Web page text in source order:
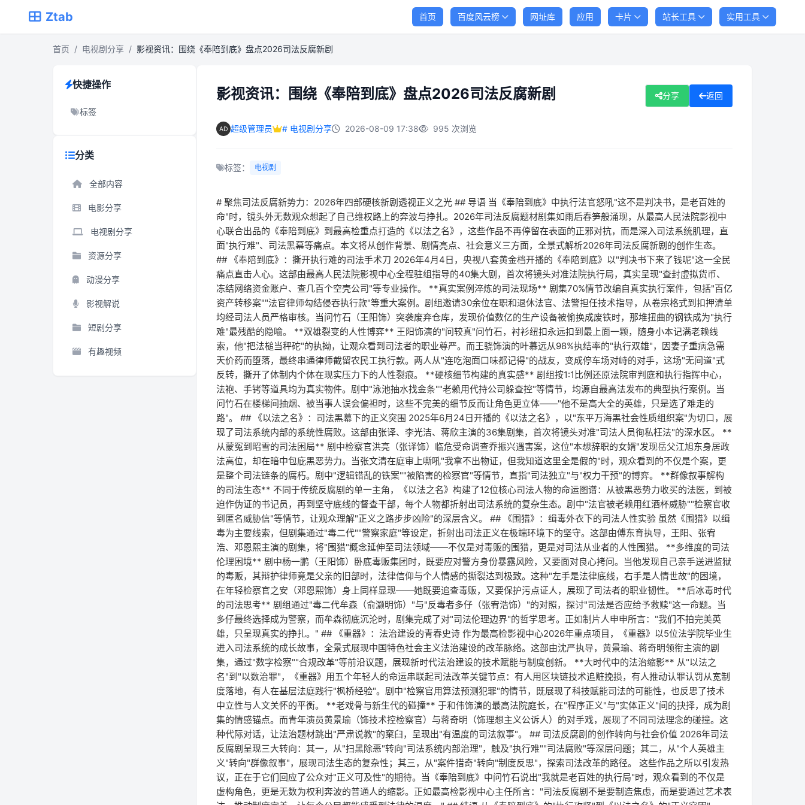
Ztab 首页 百度风云榜 网址库 应用 卡片 站长工具 实用工具
首页 / 电视剧分享 / 影视资讯：围绕《奉陪到底》盘点2026司法反腐新剧
快捷操作
标签
分类
全部内容
电影分享
电视剧分享
资源分享
动漫分享
影视解说
短剧分享
有趣视频
影视资讯：围绕《奉陪到底》盘点2026司法反腐新剧 分享 返回
超级管理员 # 电视剧分享 2026-08-09 17:38 995 次浏览
标签： 电视剧
# 聚焦司法反腐新势力：2026年四部硬核新剧透视正义之光 ## 导语 当《奉陪到底》中执行法官怒吼"这不是判决书，是老百姓的
命"时，镜头外无数观众想起了自己维权路上的奔波与挣扎。2026年司法反腐题材剧集如雨后春笋般涌现，从最高人民法院影视中
心联合出品的《奉陪到底》到最高检重点打造的《以法之名》，这些作品不再停留在表面的正邪对抗，而是深入司法系统肌理，直
面"执行难"、司法黑幕等痛点。本文将从创作背景、剧情亮点、社会意义三方面，全景式解析2026年司法反腐新剧的创作生态。
## 《奉陪到底》：撕开执行难的司法手术刀 2026年4月4日，央视八套黄金档开播的《奉陪到底》以"判决书下来了钱呢"这一全民
痛点直击人心。这部由最高人民法院影视中心全程驻组指导的40集大剧，首次将镜头对准法院执行局，真实呈现"查封虚拟货币、
冻结网络资金账户、查几百个空壳公司"等专业操作。 **真实案例淬炼的司法现场** 剧集70%情节改编自真实执行案件，包括"百亿
资产转移案""法官律师勾结侵吞执行款"等重大案例。剧组邀请30余位在职和退休法官、法警担任技术指导，从卷宗格式到扣押清单
均经司法人员严格审核。当问竹石（王阳饰）突袭废弃仓库，发现价值数亿的生产设备被偷换成废铁时，那堆扭曲的钢铁成为"执行
难"最残酷的隐喻。 **双雄裂变的人性博弈** 王阳饰演的"问较真"问竹石，衬衫纽扣永远扣到最上面一颗，随身小本记满老赖线
索，他"把法槌当秤砣"的执拗，让观众看到司法者的职业尊严。而王骁饰演的叶慕远从98%执结率的"执行双雄"，因妻子重病急需
天价药而堕落，最终串通律师截留农民工执行款。两人从"连吃泡面口味都记得"的战友，变成停车场对峙的对手，这场"无间道"式
反转，撕开了体制内个体在现实压力下的人性裂痕。 **硬核细节构建的真实感** 剧组按1:1比例还原法院审判庭和执行指挥中心，
法袍、手铐等道具均为真实物件。剧中"泳池抽水找金条""老赖用代持公司躲查控"等情节，均源自最高法发布的典型执行案例。当
问竹石在楼梯间抽烟、被当事人误会偏袒时，这些不完美的细节反而让角色更立体——"他不是高大全的英雄，只是选了难走的
路"。 ## 《以法之名》：司法黑幕下的正义突围 2025年6月24日开播的《以法之名》，以"东平万海黑社会性质组织案"为切口，展
现了司法系统内部的系统性腐败。这部由张译、李光洁、蒋欣主演的36集剧集，首次将镜头对准"司法人员徇私枉法"的深水区。 **
从蒙冤到昭雪的司法困局** 剧中检察官洪亮（张译饰）临危受命调查乔振兴遇害案，这位"本想辞职的女婿"发现岳父江旭东身居政
法高位，却在暗中包庇黑恶势力。当张文清在庭审上嘶吼"我拿不出物证，但我知道这里全是假的"时，观众看到的不仅是个案，更
是整个司法链条的腐朽。剧中"逻辑错乱的铁案""被陷害的检察官"等情节，直指"司法独立"与"权力干预"的博弈。 **群像叙事解构
的司法生态** 不同于传统反腐剧的单一主角，《以法之名》构建了12位核心司法人物的命运图谱：从被黑恶势力收买的法医，到被
迫作伪证的书记员，再到坚守底线的督查干部，每个人物都折射出司法系统的复杂生态。剧中"法官被老赖用红酒杯威胁""检察官收
到匿名威胁信"等情节，让观众理解"正义之路步步凶险"的深层含义。 ## 《围猎》：缉毒外衣下的司法人性实验 虽然《围猎》以缉
毒为主要线索，但剧集通过"毒二代""警察家庭"等设定，折射出司法正义在极端环境下的坚守。这部由傅东育执导，王阳、张宥
浩、邓恩熙主演的剧集，将"围猎"概念延伸至司法领域——不仅是对毒贩的围猎，更是对司法从业者的人性围猎。 **多维度的司法
伦理困境** 剧中杨一鹏（王阳饰）卧底毒贩集团时，既要应对警方身份暴露风险，又要面对良心拷问。当他发现自己亲手送进监狱
的毒贩，其辩护律师竟是父亲的旧部时，法律信仰与个人情感的撕裂达到极致。这种"左手是法律底线，右手是人情世故"的困境，
在年轻检察官之安（邓恩熙饰）身上同样显现——她既要追查毒贩，又要保护污点证人，展现了司法者的职业韧性。 **后冰毒时代
的司法思考** 剧组通过"毒二代牟森（俞灏明饰）"与"反毒者多仔（张宥浩饰）"的对照，探讨"司法是否应给予救赎"这一命题。当
多仔最终选择成为警察，而牟森彻底沉沦时，剧集完成了对"司法伦理边界"的哲学思考。正如制片人申申所言："我们不拍完美英
雄，只呈现真实的挣扎。" ## 《重器》：法治建设的青春史诗 作为最高检影视中心2026年重点项目，《重器》以5位法学院毕业生
进入司法系统的成长故事，全景式展现中国特色社会主义法治建设的改革脉络。这部由沈严执导，黄景瑜、蒋奇明领衔主演的剧
集，通过"数字检察""合规改革"等前沿议题，展现新时代法治建设的技术赋能与制度创新。 **大时代中的法治缩影** 从"以法之
名"到"以数治罪"，《重器》用五个年轻人的命运串联起司法改革关键节点：有人用区块链技术追赃挽损，有人推动认罪认罚从宽制
度落地，有人在基层法庭践行"枫桥经验"。剧中"检察官用算法预测犯罪"的情节，既展现了科技赋能司法的可能性，也反思了技术
中立性与人文关怀的平衡。 **老戏骨与新生代的碰撞** 于和伟饰演的最高法院庭长，在"程序正义"与"实体正义"间的抉择，成为剧
集的情感锚点。而青年演员黄景瑜（饰技术控检察官）与蒋奇明（饰理想主义公诉人）的对手戏，展现了不同司法理念的碰撞。这
种代际对话，让法治题材跳出"严肃说教"的窠臼，呈现出"有温度的司法叙事"。 ## 司法反腐剧的创作转向与社会价值 2026年司法
反腐剧呈现三大转向：其一，从"扫黑除恶"转向"司法系统内部治理"，触及"执行难""司法腐败"等深层问题；其二，从"个人英雄主
义"转向"群像叙事"，展现司法生态的复杂性；其三，从"案件猎奇"转向"制度反思"，探索司法改革的路径。 这些作品之所以引发热
议，正在于它们回应了公众对"正义可及性"的期待。当《奉陪到底》中问竹石说出"我就是老百姓的执行局"时，观众看到的不仅是
虚构角色，更是无数为权利奔波的普通人的缩影。正如最高检影视中心主任所言："司法反腐剧不是要制造焦虑，而是要通过艺术表